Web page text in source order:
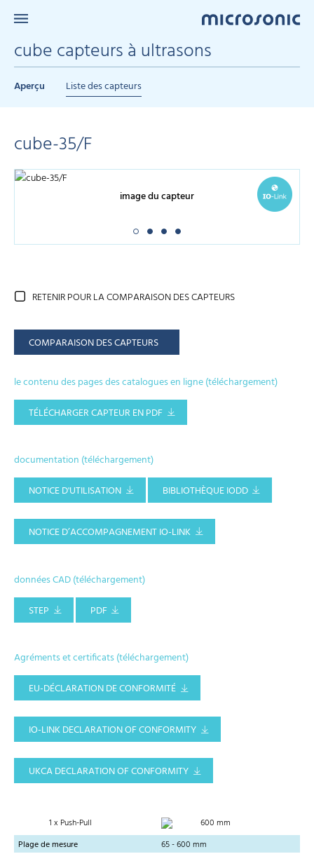
cube capteurs à ultrasons
Aperçu Liste des capteurs
cube-35/F
image du capteur
RETENIR POUR LA COMPARAISON DES CAPTEURS
COMPARAISON DES CAPTEURS
le contenu des pages des catalogues en ligne (téléchargement)
TÉLÉCHARGER CAPTEUR EN PDF
documentation (téléchargement)
NOTICE D'UTILISATION
BIBLIOTHÈQUE IODD
NOTICE D’ACCOMPAGNEMENT IO-LINK
données CAD (téléchargement)
STEP
PDF
Agréments et certificats (téléchargement)
EU-DÉCLARATION DE CONFORMITÉ
IO-LINK DECLARATION OF CONFORMITY
UKCA DECLARATION OF CONFORMITY
1 x Push-Pull
600 mm
Plage de mesure
65 - 600 mm